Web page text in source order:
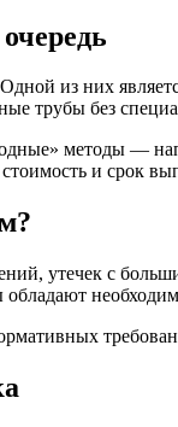
из них
трубы без
методы —
и срок
утечек с